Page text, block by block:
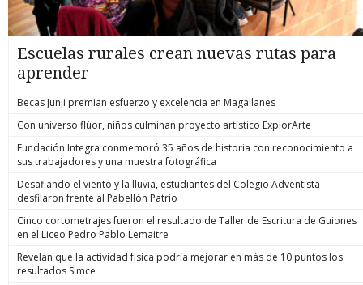
Escuelas rurales crean nuevas rutas para
aprender
Becas Junji premian esfuerzo y excelencia en Magallanes
Con universo flúor, niños culminan proyecto artístico ExplorArte
Fundación Integra conmemoró 35 años de historia con reconocimiento a
sus trabajadores y una muestra fotográfica
Desafiando el viento y la lluvia, estudiantes del Colegio Adventista
desfilaron frente al Pabellón Patrio
Cinco cortometrajes fueron el resultado de Taller de Escritura de Guiones
en el Liceo Pedro Pablo Lemaitre
Revelan que la actividad física podría mejorar en más de 10 puntos los
resultados Simce